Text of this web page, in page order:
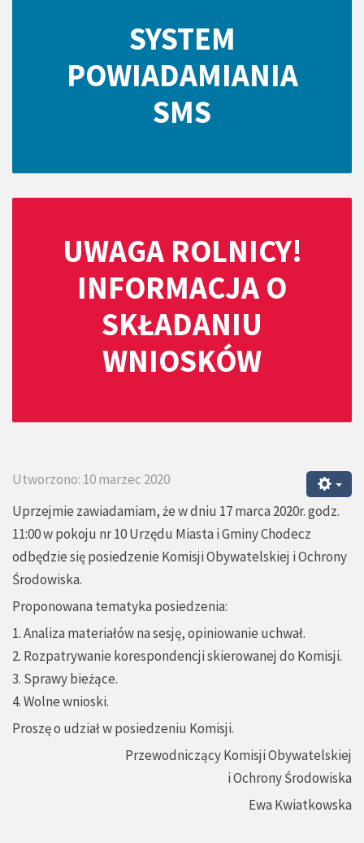
SYSTEM
POWIADAMIANIA
SMS
UWAGA ROLNICY!
INFORMACJA O
SKŁADANIU
WNIOSKÓW
Utworzono: 10 marzec 2020
Uprzejmie zawiadamiam, że w dniu 17 marca 2020r. godz.
11:00 w pokoju nr 10 Urzędu Miasta i Gminy Chodecz
odbędzie się posiedzenie Komisji Obywatelskiej i Ochrony
Środowiska.
Proponowana tematyka posiedzenia:
1. Analiza materiałów na sesję, opiniowanie uchwał.
2. Rozpatrywanie korespondencji skierowanej do Komisji.
3. Sprawy bieżące.
4. Wolne wnioski.
Proszę o udział w posiedzeniu Komisji.
Przewodniczący Komisji Obywatelskiej
i Ochrony Środowiska
Ewa Kwiatkowska